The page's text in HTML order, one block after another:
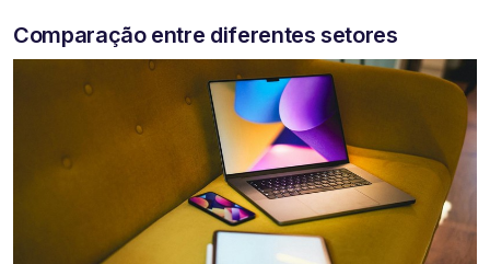
Comparação entre diferentes setores